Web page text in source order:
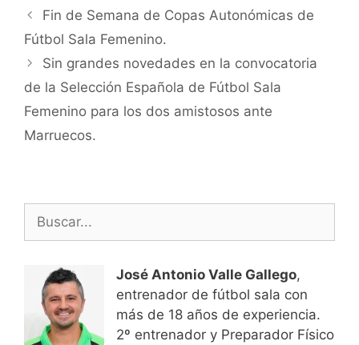
Navegación
de
Fin de Semana de Copas Autonómicas de
Fútbol Sala Femenino.
Sin grandes novedades en la convocatoria
de la Selección Española de Fútbol Sala
Femenino para los dos amistosos ante
Marruecos.
José Antonio Valle Gallego,
entrenador de fútbol sala con
más de 18 años de experiencia.
2º entrenador y Preparador Físico